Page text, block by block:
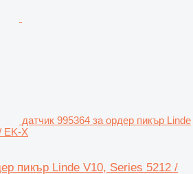
датчик 995364 за ордер пикър Linde
EK-X
пикър Linde V10, Series 5212 /